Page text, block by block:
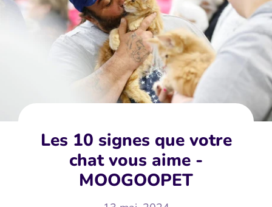
Les 10 signes que votre
chat vous aime -
MOOGOOPET